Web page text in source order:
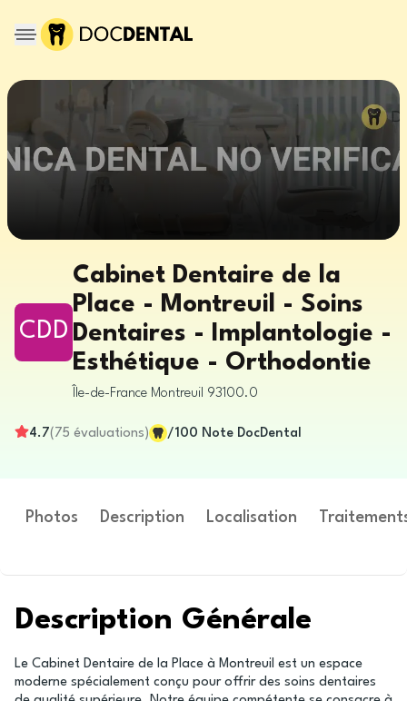
CDD
Cabinet Dentaire de la
Place - Montreuil - Soins
Dentaires - Implantologie -
Esthétique - Orthodontie
Île-de-France Montreuil 93100.0
4.7( 75 évaluations) /100 Note DocDental
Photos Description Localisation
Description Générale
Le Cabinet Dentaire de la Place à Montreuil est un espace
moderne spécialement conçu pour offrir des soins dentaires